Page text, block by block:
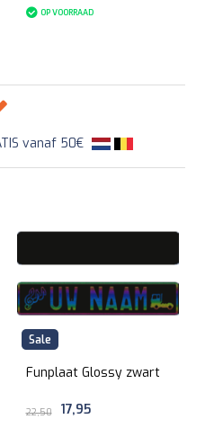
OP VOORRAAD
vanaf 50€
Sale
Funplaat Glossy zwart
22,50 17,95